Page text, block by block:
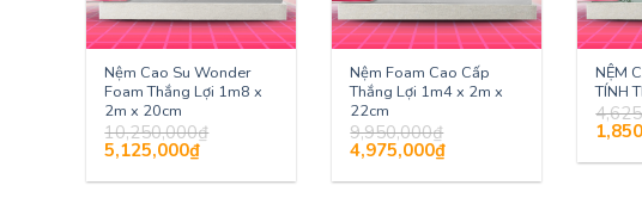
Nệm Cao Su Wonder
Foam Thắng Lợi 1m8 x
2m x 20cm
10,250,000₫
Giá
gốc
là:
5,125,000₫Giá
tại
Nệm Foam Cao Cấp
Thắng Lợi 1m4 x 2m x
22cm
9,950,000₫
Giá
gốc
là:
4,975,000₫Giá
tại
NỆM
TÍNH
Giá
gốc
là: